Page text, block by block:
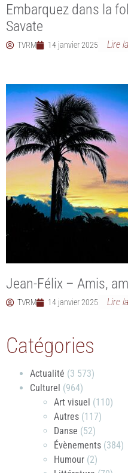
Embarquez dans la
Savate
TVRM 14 janvier 2025 Lire
Jean-Félix – Amis,
TVRM 14 janvier 2025 Lire
Catégories
Actualité (3 573)
Culturel (964)
Art visuel (110)
Autres (117)
Danse (52)
Évènements (384)
Humour (2)